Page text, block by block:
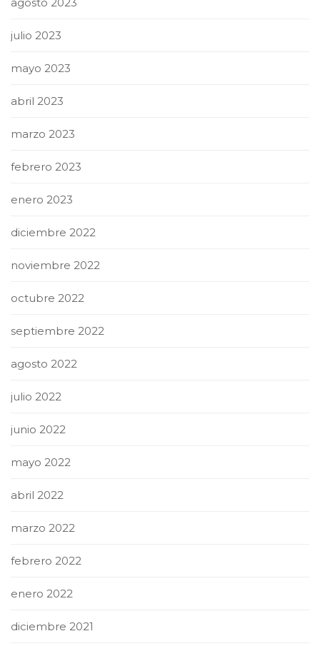
julio 2023
mayo 2023
abril 2023
marzo 2023
febrero 2023
enero 2023
diciembre 2022
noviembre 2022
octubre 2022
septiembre 2022
agosto 2022
julio 2022
junio 2022
mayo 2022
abril 2022
marzo 2022
febrero 2022
enero 2022
diciembre 2021